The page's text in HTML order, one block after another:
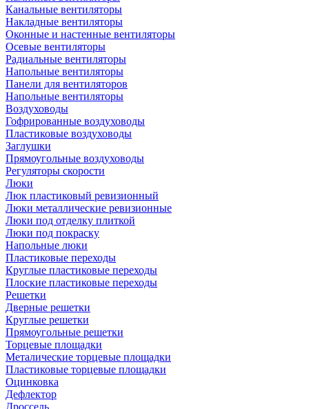
Канальные вентиляторы
Накладные вентиляторы
Оконные и настенные вентиляторы
Осевые вентиляторы
Радиальные вентиляторы
Напольные вентиляторы
Панели для вентиляторов
Напольные вентиляторы
Воздуховоды
Гофрированные воздуховоды
Пластиковые воздуховоды
Заглушки
Прямоугольные воздуховоды
Регуляторы скорости
Люки
Люк пластиковый ревизионный
Люки металлические ревизионные
Люки под отделку плиткой
Люки под покраску
Напольные люки
Пластиковые переходы
Круглые пластиковые переходы
Плоские пластиковые переходы
Решетки
Дверные решетки
Круглые решетки
Прямоугольные решетки
Торцевые площадки
Металические торцевые площадки
Пластиковые торцевые площадки
Оцинковка
Дефлектор
Дроссель